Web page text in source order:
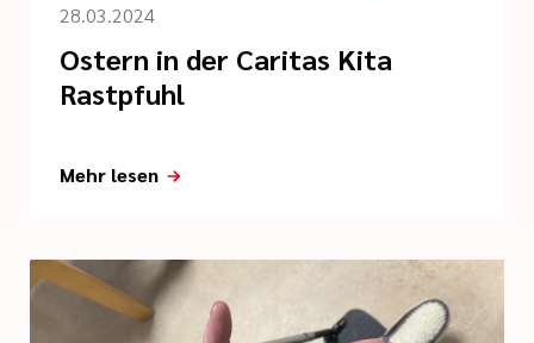
28.03.2024
Ostern in der Caritas Kita
Rastpfuhl
Mehr lesen